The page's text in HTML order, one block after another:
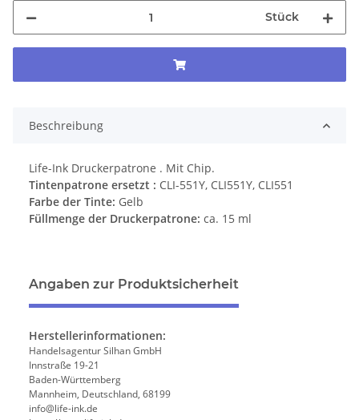
Stück
Beschreibung
Life-Ink Druckerpatrone . Mit Chip.
Tintenpatrone ersetzt : CLI-551Y, CLI551Y, CLI551
Farbe der Tinte: Gelb
Füllmenge der Druckerpatrone: ca. 15 ml
Angaben zur Produktsicherheit
Herstellerinformationen:
Handelsagentur Silhan GmbH
Innstraße 19-21
Baden-Württemberg
Mannheim, Deutschland, 68199
info@life-ink.de